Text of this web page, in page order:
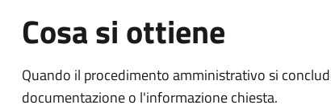
Cosa si ottiene
Quando il procedimento amministrativo si
documentazione o l'informazione chiesta.